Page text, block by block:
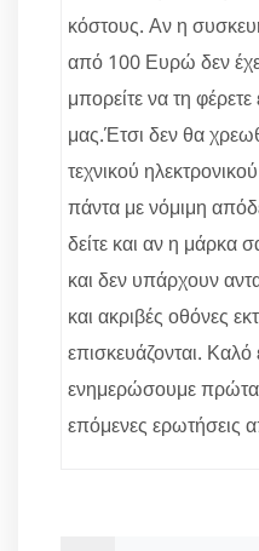
κόστους. Αν η
από 100 Ευρώ δεν
μπορείτε να τη
μας.Έτσι δεν θα
τεχνικού
πάντα με νόμιμη
δείτε και αν η μάρκα
και δεν υπάρχουν
και ακριβές οθόνες
επισκευάζονται. Καλό
ενημερώσουμε πρώτα
επόμενες ερωτήσεις